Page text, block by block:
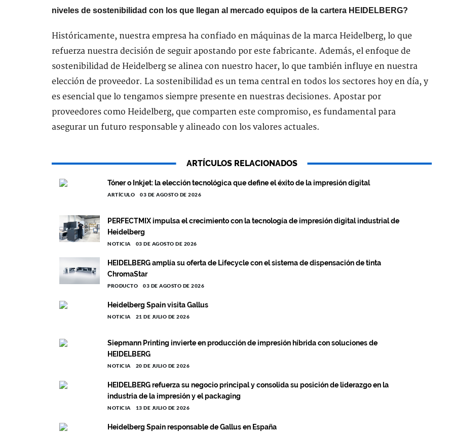
niveles de sostenibilidad con los que llegan al mercado equipos de la cartera HEIDELBERG?
Históricamente, nuestra empresa ha confiado en máquinas de la marca Heidelberg, lo que
refuerza nuestra decisión de seguir apostando por este fabricante. Además, el enfoque de
sostenibilidad de Heidelberg se alinea con nuestro hacer, lo que también influye en nuestra
elección de proveedor. La sostenibilidad es un tema central en todos los sectores hoy en día, y
es esencial que lo tengamos siempre presente en nuestras decisiones. Apostar por
proveedores como Heidelberg, que comparten este compromiso, es fundamental para
asegurar un futuro responsable y alineado con los valores actuales.
ARTÍCULOS RELACIONADOS
Tóner o Inkjet: la elección tecnológica que define el éxito de la impresión digital
ARTÍCULO 03 DE AGOSTO DE 2026
PERFECTMIX impulsa el crecimiento con la tecnología de impresión digital industrial de
Heidelberg
NOTICIA 03 DE AGOSTO DE 2026
HEIDELBERG amplía su oferta de Lifecycle con el sistema de dispensación de tinta
ChromaStar
PRODUCTO 03 DE AGOSTO DE 2026
Heidelberg Spain visita Gallus
NOTICIA 21 DE JULIO DE 2026
Siepmann Printing invierte en producción de impresión híbrida con soluciones de
HEIDELBERG
NOTICIA 20 DE JULIO DE 2026
HEIDELBERG refuerza su negocio principal y consolida su posición de liderazgo en la
industria de la impresión y el packaging
NOTICIA 13 DE JULIO DE 2026
Heidelberg Spain responsable de Gallus en España